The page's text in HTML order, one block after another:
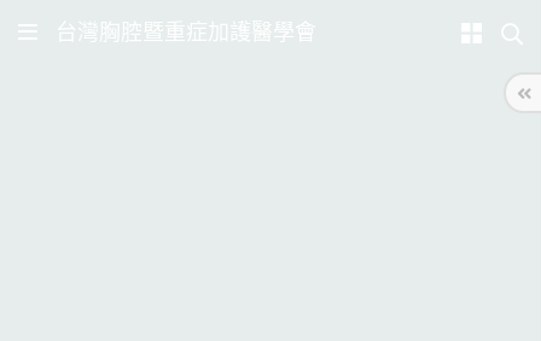
台灣胸腔暨重症加護醫學會